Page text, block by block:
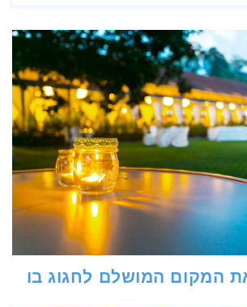
המקום המושלם לחגוג בו